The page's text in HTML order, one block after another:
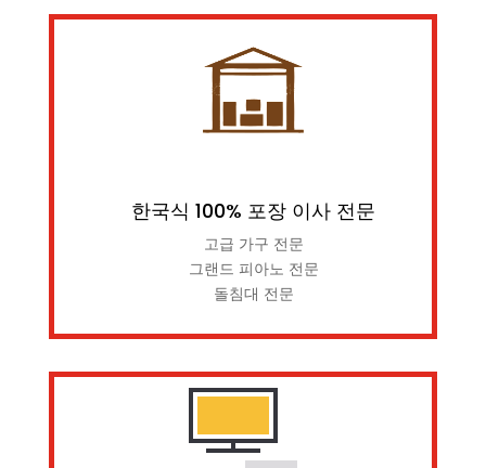
한국식 100% 포장 이사 전문
고급 가구 전문
그랜드 피아노 전문
돌침대 전문